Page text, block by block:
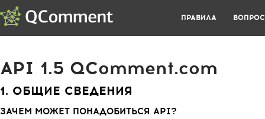
ПРАВИЛА
API 1.5 QComment.com
1. ОБЩИЕ СВЕДЕНИЯ
ЗАЧЕМ МОЖЕТ ПОНАДОБИТЬСЯ API?